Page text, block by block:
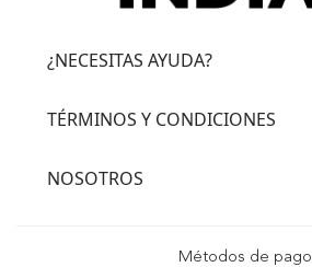
¿NECESITAS AYUDA?
TÉRMINOS Y CONDICIONES
NOSOTROS
Métodos de pago